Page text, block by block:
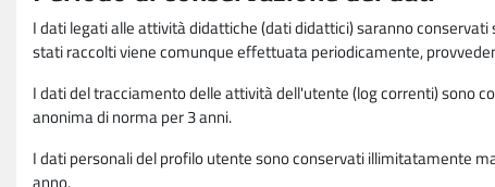
I dati legati alle attività didattiche (dati didattici) saranno
stati raccolti viene comunque effettuata periodicamente,
I dati del tracciamento delle attività dell'utente (log correnti) sono
anonima di norma per 3 anni.
I dati personali del profilo utente sono conservati illimitatamente
anno.